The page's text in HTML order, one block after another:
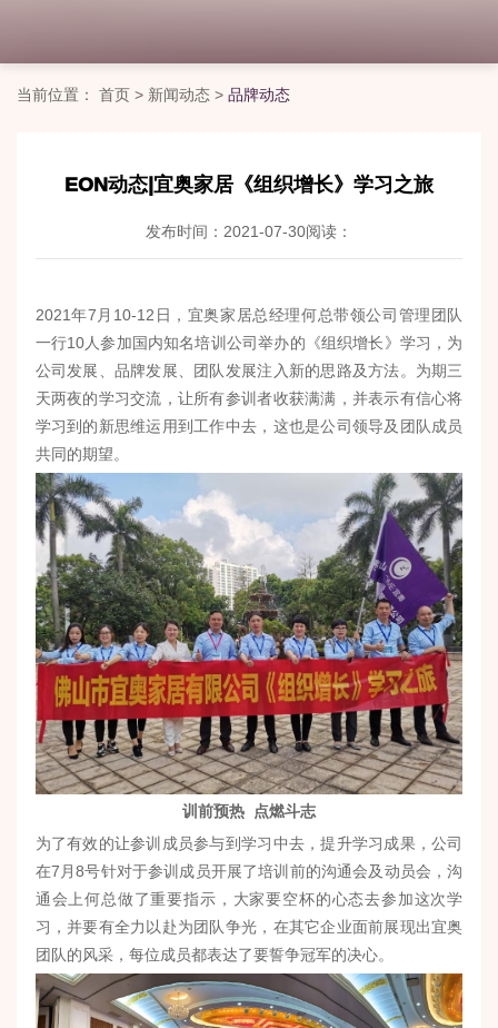
当前位置： 首页 > 新闻动态 > 品牌动态
EON动态|宜奥家居《组织增长》学习之旅
发布时间：2021-07-30阅读：
2021年7月10-12日，宜奥家居总经理何总带领公司管理团队
一行10人参加国内知名培训公司举办的《组织增长》学习，为
公司发展、品牌发展、团队发展注入新的思路及方法。为期三
天两夜的学习交流，让所有参训者收获满满，并表示有信心将
学习到的新思维运用到工作中去，这也是公司领导及团队成员
共同的期望。
训前预热 点燃斗志
为了有效的让参训成员参与到学习中去，提升学习成果，公司
在7月8号针对于参训成员开展了培训前的沟通会及动员会，沟
通会上何总做了重要指示，大家要空杯的心态去参加这次学
习，并要有全力以赴为团队争光，在其它企业面前展现出宜奥
团队的风采，每位成员都表达了要誓争冠军的决心。